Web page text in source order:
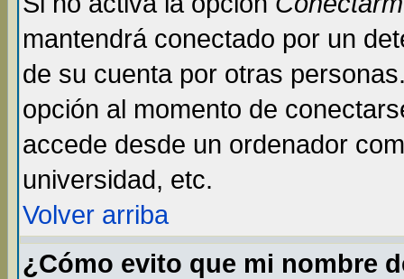
mantendrá conectado por un
de su cuenta por otras
opción al momento de
accede desde un ordenador
universidad, etc.
Volver arriba
¿Cómo evito que mi nombre